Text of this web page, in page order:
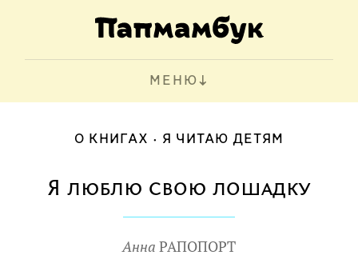
МЕНЮ
О КНИГАХ Я ЧИТАЮ ДЕТЯМ
Я люблю свою лошадку
Анна РАПОПОРТ